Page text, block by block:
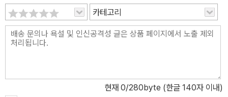
하기 등을 상세히 기록하여 누구나 손쉽게 목공 DIY의 기본 스킬들
을 익힐 수 있습니다.
카테고리
현재 0/280byte (한글 140자 이내)